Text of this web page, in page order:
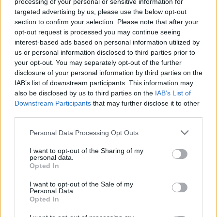
targeted advertising by us, please use the below opt-out
section to confirm your selection. Please note that after your
opt-out request is processed you may continue seeing
interest-based ads based on personal information utilized by
us or personal information disclosed to third parties prior to
your opt-out. You may separately opt-out of the further
disclosure of your personal information by third parties on the
IAB’s list of downstream participants. This information may
also be disclosed by us to third parties on the IAB’s List of
Downstream Participants that may further disclose it to other
Please note that this website/app uses one or more Google
not limited to your visit or usage behaviour. You may click to
grant or deny consent to Google and its third-party tags to
use your data for below specified purposes in below Google
consent section.
Personal Data Processing Opt Outs
I want to opt-out of the Sharing of my
personal data.
Opted In
I want to opt-out of the Sale of my
Personal Data.
Opted In
07. 31.
NEM A CITROMSAV, AZ ECET VAGY A
SZÓDABIKARBÓNA A LEGERŐSEBB: EZT HASZNÁLJÁK A
SZÁLLODÁKBAN A VÍZKŐ ELLEN
Ez a szer tényleg eltünteti a vízkövet
07. 31.
HAGYD A SÓT: EGY CSIPET EBBŐL A FŐZŐVÍZBE,
ÉS SOKKAL FINOMABB LESZ A FŐTT KRUMPLI
Titkos hozzávaló
24 óra